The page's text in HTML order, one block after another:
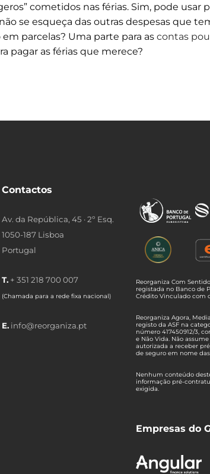
cometidos nas férias. Sim, pode usar
se esqueça das outras despesas que
parcelas? Uma parte para as contas
pagar as férias que merece?
Contactos
Av. da República, 45 · 2º Esq.
1050-187 Lisboa
Portugal
T. + 351 218 700 007
(Chamada para a rede fixa nacional)
E. info@reorganiza.pt
Reorganiza Com
registada no Banco de
Crédito Vinculado com
Reorganiza Agora,
registo da ASF na
número 417450912/3,
e Não Vida. Não
autorizada a receber
de seguro em nome
Nenhum conteúdo
informação pré-
exigida.
Empresas do